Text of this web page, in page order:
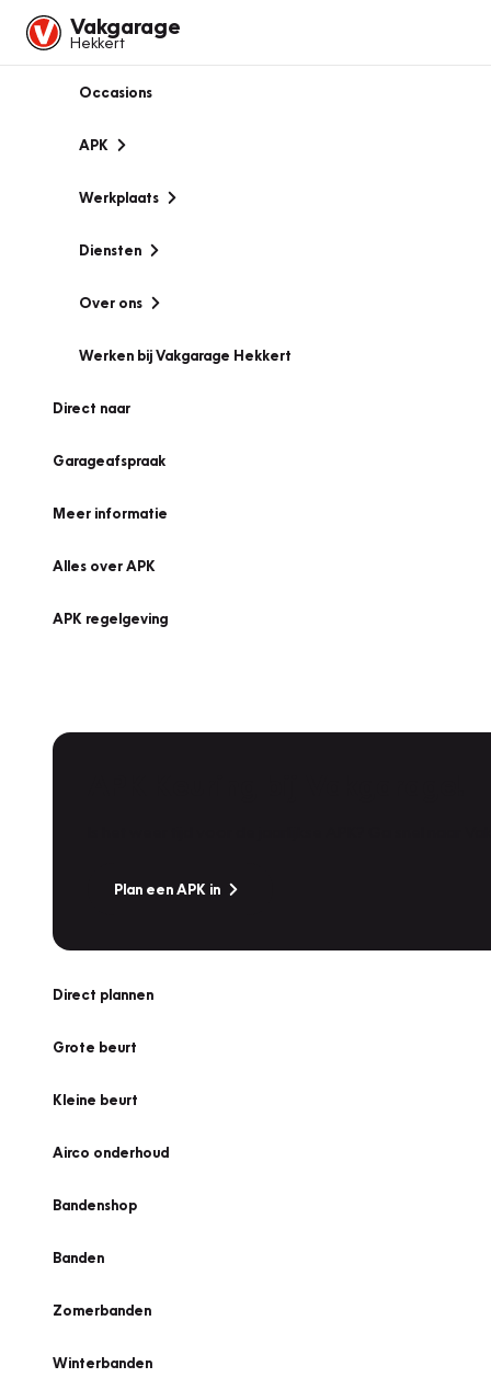
Vakgarage
Hekkert
Occasions
APK
Werkplaats
Diensten
Over ons
Werken bij Vakgarage Hekkert
Direct naar
Garageafspraak
Meer informatie
Alles over APK
APK regelgeving
Plan een APK in
Direct plannen
Grote beurt
Kleine beurt
Airco onderhoud
Bandenshop
Banden
Zomerbanden
Winterbanden